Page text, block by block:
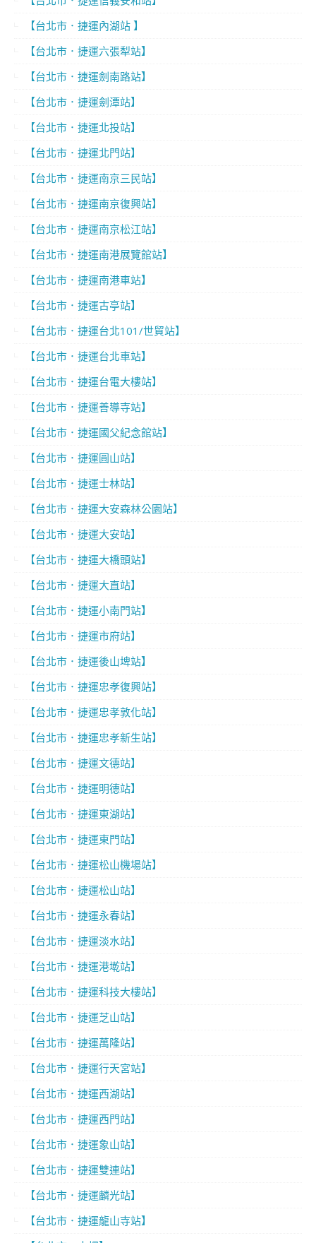
【台北市．捷運內湖站 】
【台北市．捷運六張犁站】
【台北市．捷運劍南路站】
【台北市．捷運劍潭站】
【台北市．捷運北投站】
【台北市．捷運北門站】
【台北市．捷運南京三民站】
【台北市．捷運南京復興站】
【台北市．捷運南京松江站】
【台北市．捷運南港展覽館站】
【台北市．捷運南港車站】
【台北市．捷運古亭站】
【台北市．捷運台北101/世貿站】
【台北市．捷運台北車站】
【台北市．捷運台電大樓站】
【台北市．捷運善導寺站】
【台北市．捷運國父紀念館站】
【台北市．捷運圓山站】
【台北市．捷運士林站】
【台北市．捷運大安森林公園站】
【台北市．捷運大安站】
【台北市．捷運大橋頭站】
【台北市．捷運大直站】
【台北市．捷運小南門站】
【台北市．捷運市府站】
【台北市．捷運後山埤站】
【台北市．捷運忠孝復興站】
【台北市．捷運忠孝敦化站】
【台北市．捷運忠孝新生站】
【台北市．捷運文德站】
【台北市．捷運明德站】
【台北市．捷運東湖站】
【台北市．捷運東門站】
【台北市．捷運松山機場站】
【台北市．捷運松山站】
【台北市．捷運永春站】
【台北市．捷運淡水站】
【台北市．捷運港墘站】
【台北市．捷運科技大樓站】
【台北市．捷運芝山站】
【台北市．捷運萬隆站】
【台北市．捷運行天宮站】
【台北市．捷運西湖站】
【台北市．捷運西門站】
【台北市．捷運象山站】
【台北市．捷運雙連站】
【台北市．捷運麟光站】
【台北市．捷運龍山寺站】